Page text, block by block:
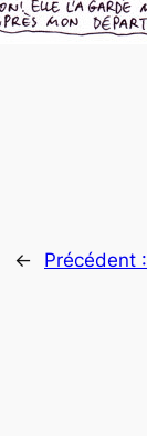
← Précédent :